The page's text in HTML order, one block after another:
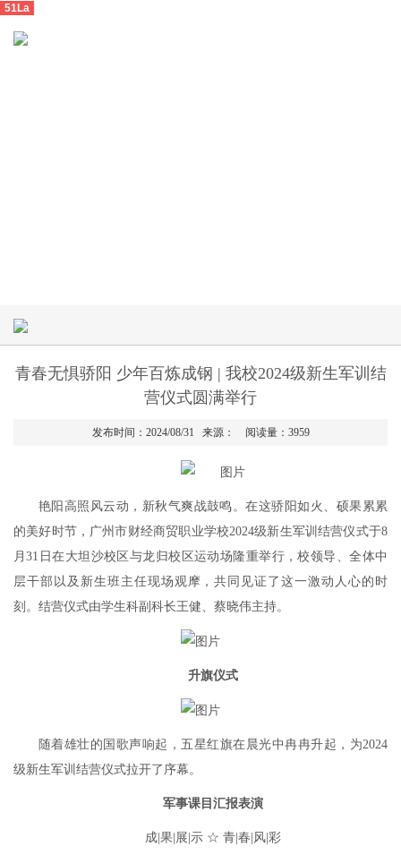
51La
青春无惧骄阳 少年百炼成钢 | 我校2024级新生军训结
营仪式圆满举行
发布时间：2024/08/31 来源： 阅读量： 3959
艳阳高照风云动，新秋气爽战鼓鸣。在这骄阳如火、硕果累累
的美好时节，广州市财经商贸职业学校2024级新生军训结营仪式于8
月31日在大坦沙校区与龙归校区运动场隆重举行，校领导、全体中
层干部以及新生班主任现场观摩，共同见证了这一激动人心的时
刻。结营仪式由学生科副科长王健、蔡晓伟主持。
升旗仪式
随着雄壮的国歌声响起，五星红旗在晨光中冉冉升起，为2024
级新生军训结营仪式拉开了序幕。
军事课目汇报表演
成|果|展|示 ☆ 青|春|风|彩